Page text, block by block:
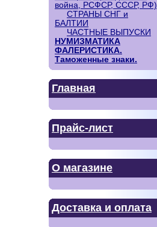
война, РСФСР, СССР, РФ)
СТРАНЫ СНГ и
БАЛТИИ
ЧАСТНЫЕ ВЫПУСКИ
НУМИЗМАТИКА
ФАЛЕРИСТИКА.
Таможенные знаки.
Главная
Прайс-лист
О магазине
Доставка и оплата